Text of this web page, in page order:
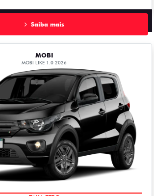
Saiba mais
MOBI
MOBI LIKE 1.0 2026